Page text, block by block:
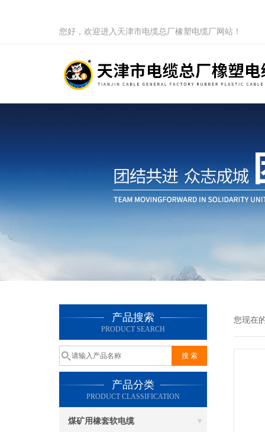
您好，欢迎进入天津市电缆总厂橡塑电缆厂网站！
产品搜索
PRODUCT SEARCH
产品分类
PRODUCT CLASSIFICATION
煤矿用橡套软电缆
您现在